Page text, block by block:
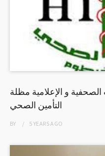
و الإعلامية مظلة
التأمين الصحي
BY 5 YEARSAGO